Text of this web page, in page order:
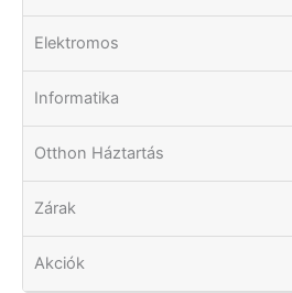
Elektromos
Informatika
Otthon Háztartás
Zárak
Akciók